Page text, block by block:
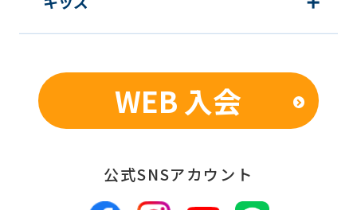
WEB 入会
公式SNSアカウント